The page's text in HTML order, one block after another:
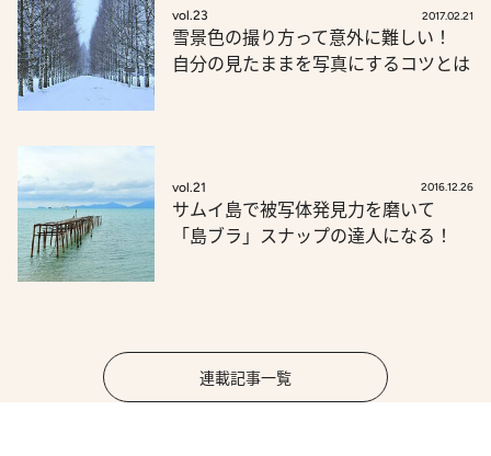
vol.23 2017.02.21
雪景色の撮り方って意外に難しい！
自分の見たままを写真にするコツとは
vol.21 2016.12.26
サムイ島で被写体発見力を磨いて
「島ブラ」スナップの達人になる！
連載記事一覧